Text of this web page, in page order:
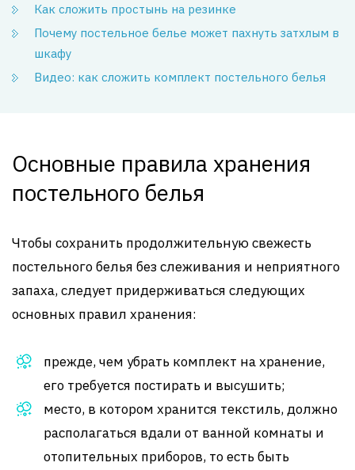
Как сложить простынь на резинке
Почему постельное белье может пахнуть затхлым в
шкафу
Видео: как сложить комплект постельного белья
Основные правила хранения
постельного белья
Чтобы сохранить продолжительную свежесть
постельного белья без слеживания и неприятного
запаха, следует придерживаться следующих
основных правил хранения:
прежде, чем убрать комплект на хранение,
его требуется постирать и высушить;
место, в котором хранится текстиль, должно
располагаться вдали от ванной комнаты и
отопительных приборов, то есть быть